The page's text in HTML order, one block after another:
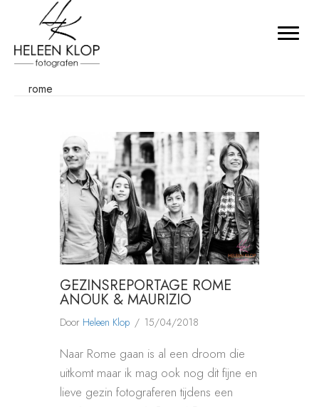
rome
GEZINSREPORTAGE ROME
ANOUK & MAURIZIO
Door Heleen Klop / 15/04/2018
Naar Rome gaan is al een droom die
uitkomt maar ik mag ook nog dit fijne en
lieve gezin fotograferen tijdens een